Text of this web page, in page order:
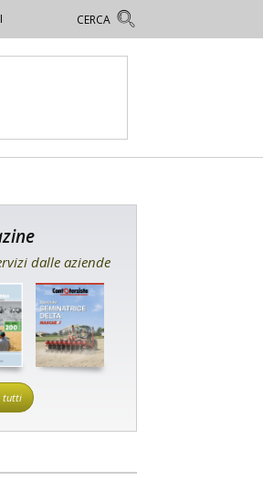
dalle aziende
tutti